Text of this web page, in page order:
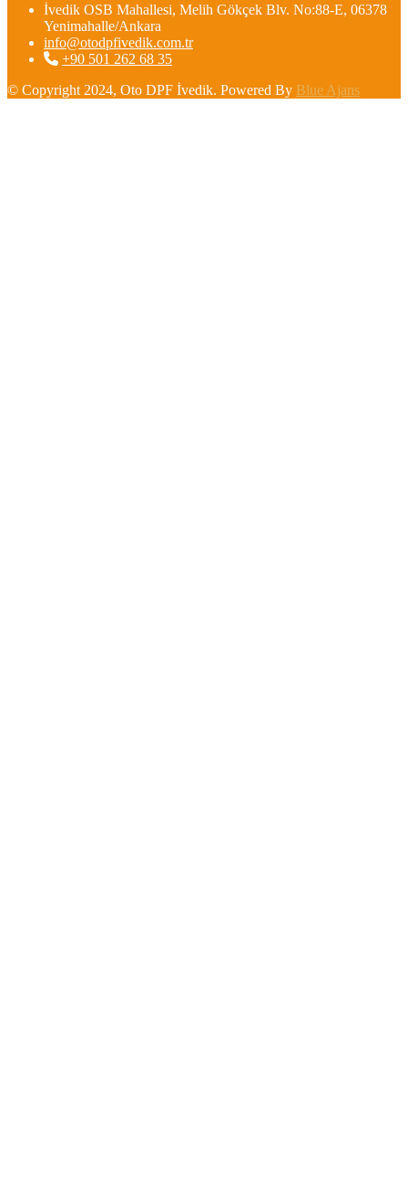
İvedik OSB Mahallesi, Melih Gökçek Blv. No:88-E, 06378
Yenimahalle/Ankara
info@otodpfivedik.com.tr
+90 501 262 68 35
© Copyright 2024, Oto DPF İvedik. Powered By Blue Ajans